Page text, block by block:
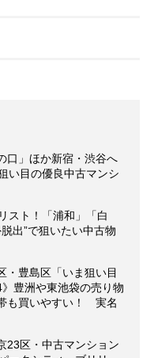
口」ほか新宿・渋谷へ
い目の優良中古マンシ
スト！「浦和」「白
出”で狙いたい中古物
・豊島区「いま狙い目
豊洲や東池袋の売り物
も買いやすい！ 実名
23区・中古マンション